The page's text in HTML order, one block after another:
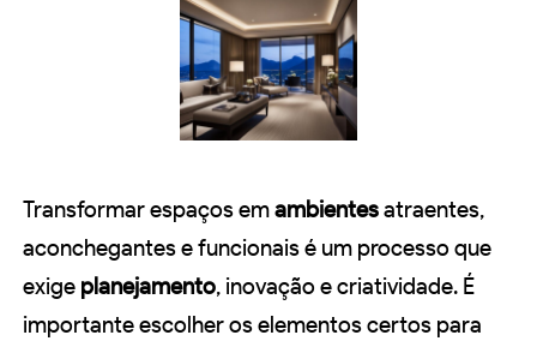
Transformar espaços emambientesatraentes,
aconchegantes e funcionais é um processo que
exige planejamento, inovação e criatividade. É
importante escolher os elementos certos para